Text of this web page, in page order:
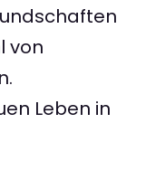
von
Leben in